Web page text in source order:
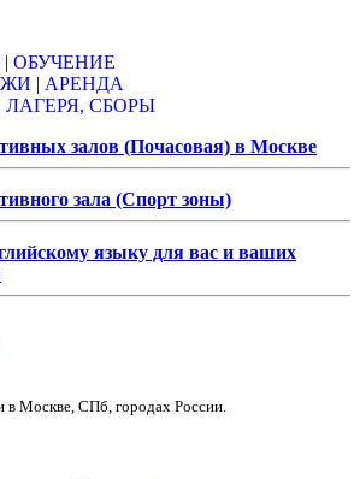
| ОБУЧЕНИЕ
| АРЕНДА
ЛАГЕРЯ, СБОРЫ
залов (Почасовая) в Москве
зала (Спорт зоны)
языку для вас и ваших
в Москве, СПб, городах России.